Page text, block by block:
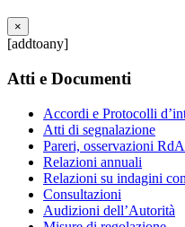
×
[addtoany]
Atti e Documenti
Accordi e Protocolli
Atti di segnalazione
Pareri, osservazioni
Relazioni annuali
Relazioni su indagini
Consultazioni
Audizioni dell’Autorità